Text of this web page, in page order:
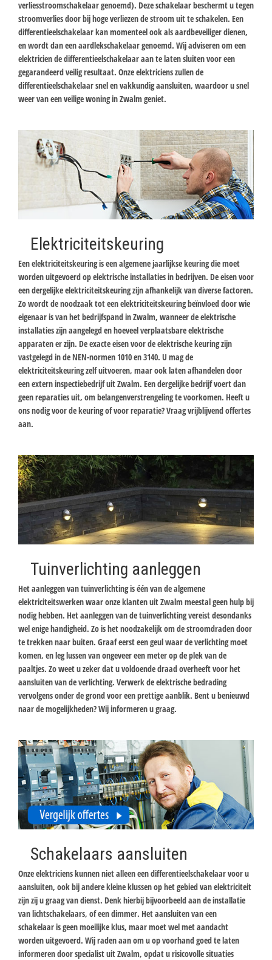
verliesstroomschakelaar genoemd). Deze schakelaar beschermt u tegen
stroomverlies door bij hoge verliezen de stroom uit te schakelen. Een
differentieelschakelaar kan momenteel ook als aardbeveiliger dienen,
en wordt dan een aardlekschakelaar genoemd. Wij adviseren om een
elektricien de differentieelschakelaar aan te laten sluiten voor een
gegarandeerd veilig resultaat. Onze elektriciens zullen de
differentieelschakelaar snel en vakkundig aansluiten, waardoor u snel
weer van een veilige woning in Zwalm geniet.
Elektriciteitskeuring
Een elektriciteitskeuring is een algemene jaarlijkse keuring die moet
worden uitgevoerd op elektrische installaties in bedrijven. De eisen voor
een dergelijke elektriciteitskeuring zijn afhankelijk van diverse factoren.
Zo wordt de noodzaak tot een elektriciteitskeuring beïnvloed door wie
eigenaar is van het bedrijfspand in Zwalm, wanneer de elektrische
installaties zijn aangelegd en hoeveel verplaatsbare elektrische
apparaten er zijn. De exacte eisen voor de elektrische keuring zijn
vastgelegd in de NEN-normen 1010 en 3140. U mag de
elektriciteitskeuring zelf uitvoeren, maar ook laten afhandelen door
een extern inspectiebedrijf uit Zwalm. Een dergelijke bedrijf voert dan
geen reparaties uit, om belangenverstrengeling te voorkomen. Heeft u
ons nodig voor de keuring of voor reparatie? Vraag vrijblijvend offertes
aan.
Tuinverlichting aanleggen
Het aanleggen van tuinverlichting is één van de algemene
elektriciteitswerken waar onze klanten uit Zwalm meestal geen hulp bij
nodig hebben. Het aanleggen van de tuinverlichting vereist desondanks
wel enige handigheid. Zo is het noodzakelijk om de stroomdraden door
te trekken naar buiten. Graaf eerst een geul waar de verlichting moet
komen, en leg lussen van ongeveer een meter op de plek van de
paaltjes. Zo weet u zeker dat u voldoende draad overheeft voor het
aansluiten van de verlichting. Verwerk de elektrische bedrading
vervolgens onder de grond voor een prettige aanblik. Bent u benieuwd
naar de mogelijkheden? Wij informeren u graag.
Schakelaars aansluiten
Onze elektriciens kunnen niet alleen een differentieelschakelaar voor u
aansluiten, ook bij andere kleine klussen op het gebied van elektriciteit
zijn zij u graag van dienst. Denk hierbij bijvoorbeeld aan de installatie
van lichtschakelaars, of een dimmer. Het aansluiten van een
schakelaar is geen moeilijke klus, maar moet wel met aandacht
worden uitgevoerd. Wij raden aan om u op voorhand goed te laten
informeren door specialist uit Zwalm, opdat u risicovolle situaties